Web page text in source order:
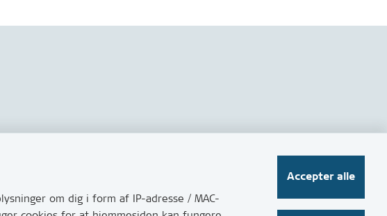
om dig i form af IP-adresse / MAC-
Accepter alle